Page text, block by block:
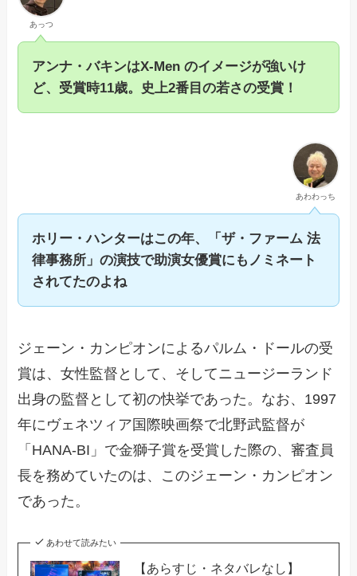
あっつ
アンナ・バキンはX-Men のイメージが強いけ
ど、受賞時11歳。史上2番目の若さの受賞！
あわわっち
ホリー・ハンターはこの年、「ザ・ファーム 法
律事務所」の演技で助演女優賞にもノミネート
されてたのよね
ジェーン・カンピオンによるパルム・ドールの受
賞は、女性監督として、そしてニュージーランド
出身の監督として初の快挙であった。なお、1997
年にヴェネツィア国際映画祭で北野武監督が
「HANA-BI」で金獅子賞を受賞した際の、審査員
長を務めていたのは、このジェーン・カンピオン
であった。
あわせて読みたい
【あらすじ・ネタバレなし】